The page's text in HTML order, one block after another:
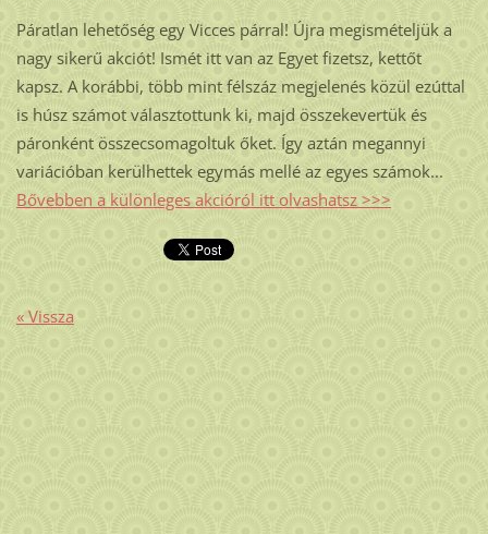
Páratlan lehetőség egy Vicces párral! Újra megismételjük a
nagy sikerű akciót! Ismét itt van az Egyet fizetsz, kettőt
kapsz. A korábbi, több mint félszáz megjelenés közül ezúttal
is húsz számot választottunk ki, majd összekevertük és
páronként összecsomagoltuk őket. Így aztán megannyi
variációban kerülhettek egymás mellé az egyes számok...
Bővebben a különleges akcióról itt olvashatsz >>>
« Vissza